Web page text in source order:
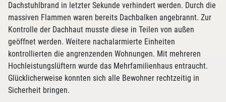
Dachstuhlbrand in letzter Sekunde verhindert werden. Durch die
massiven Flammen waren bereits Dachbalken angebrannt. Zur
Kontrolle der Dachhaut musste diese in Teilen von außen
geöffnet werden. Weitere nachalarmierte Einheiten
kontrollierten die angrenzenden Wohnungen. Mit mehreren
Hochleistungslüftern wurde das Mehrfamilienhaus entraucht.
Glücklicherweise konnten sich alle Bewohner rechtzeitig in
Sicherheit bringen.